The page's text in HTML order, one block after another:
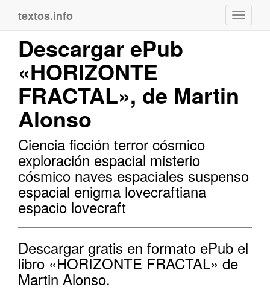
textos.info
Descargar ePub
«HORIZONTE
FRACTAL», de Martin
Alonso
Ciencia ficción terror cósmico
exploración espacial misterio
cósmico naves espaciales suspenso
espacial enigma lovecraftiana
espacio lovecraft
Descargar gratis en formato ePub el
libro «HORIZONTE FRACTAL» de
Martin Alonso.